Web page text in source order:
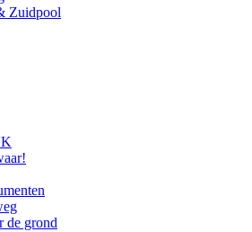
Zuidpool
de grond